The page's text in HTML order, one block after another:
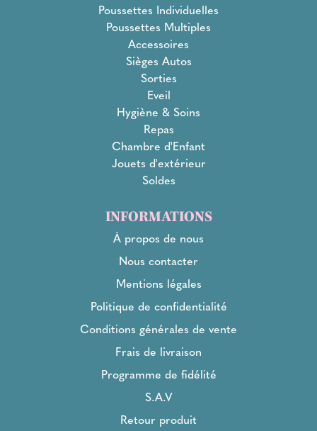
Poussettes Individuelles
Poussettes Multiples
Accessoires
Sièges Autos
Sorties
Eveil
Hygiène & Soins
Repas
Chambre d'Enfant
Jouets d'extérieur
Soldes
INFORMATIONS
À propos de nous
Nous contacter
Mentions légales
Politique de confidentialité
Conditions générales de vente
Frais de livraison
Programme de fidélité
S.A.V
Retour produit